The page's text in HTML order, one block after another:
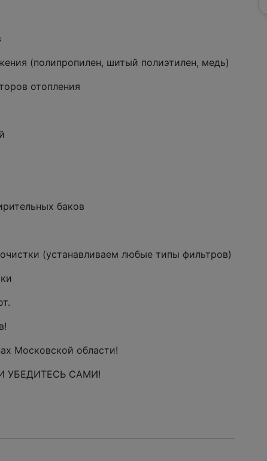
(полипропилен, шитый полиэтилен, медь)
отопления
баков
(устанавливаем любые типы фильтров)
Московской области!
УБЕДИТЕСЬ САМИ!